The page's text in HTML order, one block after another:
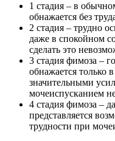
1 стадия – в
обнажается без
2 стадия – трудно
даже в спокойном
сделать это
3 стадия фимоза –
обнажается только
значительными
мочеиспусканием
4 стадия фимоза –
представляется
трудности при